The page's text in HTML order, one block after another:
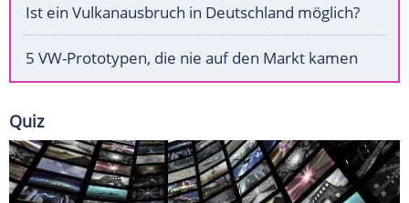
Ist ein Vulkanausbruch in Deutschland möglich?
5 VW-Prototypen, die nie auf den Markt kamen
Quiz